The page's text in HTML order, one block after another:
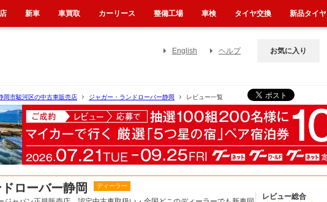
English ヘルプ お気に入り
岡市駿河区の中古車販売店 ジャガー・ランドローバー静岡 レビュー一覧
ローバー静岡 ディーラー
レビュー総合
新車 車買取 カーリース 整備工場 車検 タイヤ交換 新品タイヤ